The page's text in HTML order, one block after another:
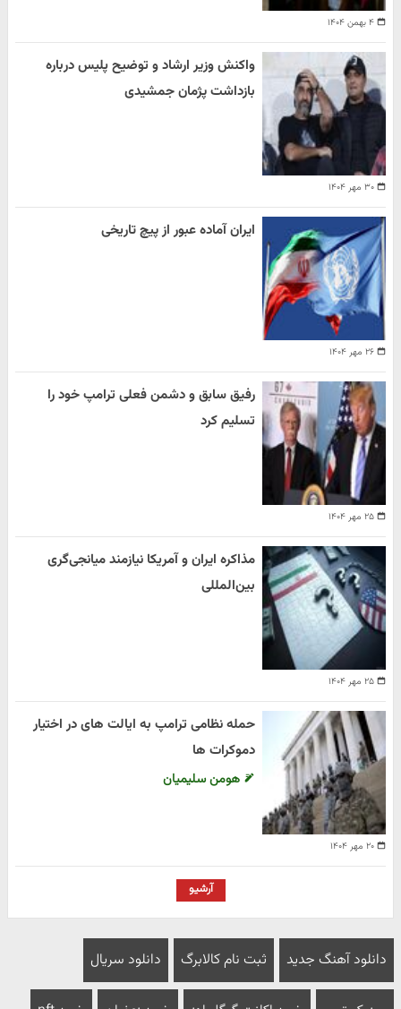
۴ بهمن ۱۴۰۴
۳۰ مهر ۱۴۰۴
واکنش وزیر ارشاد و توضیح پلیس درباره
بازداشت پژمان جمشیدی
۲۶ مهر ۱۴۰۴
ایران آماده عبور از پیچ تاریخی
۲۵ مهر ۱۴۰۴
رفیق سابق و دشمن فعلی ترامپ خود را
تسلیم کرد
۲۵ مهر ۱۴۰۴
مذاکره ایران و آمریکا نیازمند میانجی‌گری
بین‌المللی
۲۰ مهر ۱۴۰۴
حمله نظامی ترامپ به ایالت های در اختیار
دموکرات ها
هومن سلیمیان
آرشیو
دانلود آهنگ جدید ثبت نام کالابرگ دانلود سریال